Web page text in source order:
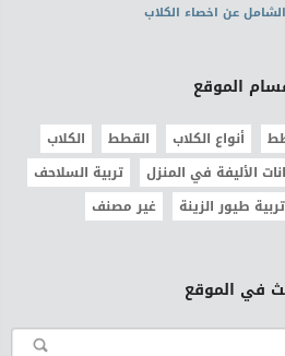
عن اخصاء الكلاب
الموقع
أنواع الكلاب القطط
الكلاب
الأليفة في المنزل
تربية السلاحف
تربية طيور الزينة غير مصنف
في الموقع